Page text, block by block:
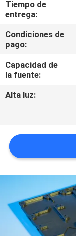
FÁBRICA
CONTROL
DE
CALIDAD
CONTACTO
CON
PIDA
UNA
CITA
Tiempo de
entrega:
Condiciones de
pago:
Capacidad de
la fuente:
Alta luz: